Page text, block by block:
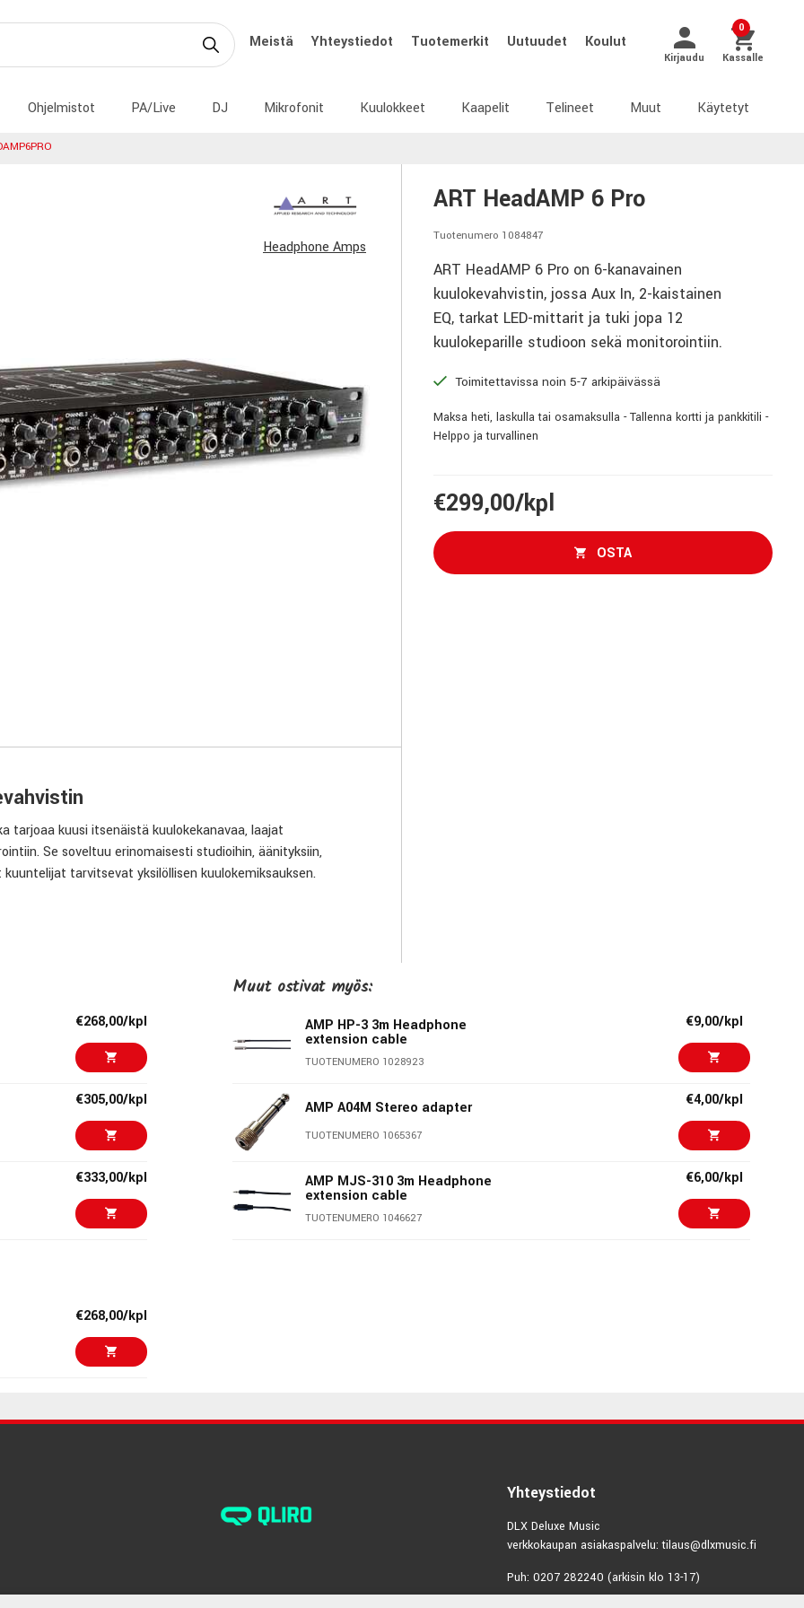
Meistä Yhteystiedot Tuotemerkit Uutuudet Koulut
Kirjaudu
0
Kassalle
Ohjelmistot PA/Live DJ Mikrofonit Kuulokkeet Kaapelit Telineet Muut Käytetyt
Headphone Amps
ART HeadAMP 6 Pro
Tuotenumero 1084847
ART HeadAMP 6 Pro on 6-kanavainen
kuulokevahvistin, jossa Aux In, 2-kaistainen
EQ, tarkat LED-mittarit ja tuki jopa 12
kuulokeparille studioon sekä monitorointiin.
Toimitettavissa noin 5-7 arkipäivässä
Maksa heti, laskulla tai osamaksulla - Tallenna kortti ja pankkitili -
Helppo ja turvallinen
€299,00/kpl
OSTA
tarjoaa kuusi itsenäistä kuulokekanavaa, laajat
Se soveltuu erinomaisesti studioihin, äänityksiin,
tarvitsevat yksilöllisen kuulokemiksauksen.
voidaan liittää jopa 12 kuulokeparia samanaikaisesti.
säätää kuuntelua omien tarpeidensa mukaan.
henkilökohtaisen “more me” -monitoroinnin. Käyttäjä
miksaukseen helposti.
Lisäksi jokaisessa kanavassa on 2-kaistainen EQ,
Clip-ilmaisimilla tarjoavat tarkan visuaalisen
sekä Thru-lähdöt useiden yksiköiden ketjutukseen.
vaihtoa varten.
ja livejärjestelmiin.
€268,00/kpl
€305,00/kpl
€333,00/kpl
€191,00/kpl
Muut ostivat myös:
AMP HP-3 3m Headphone
extension cable
TUOTENUMERO 1028923
€9,00/kpl
AMP A04M Stereo adapter
TUOTENUMERO 1065367
€4,00/kpl
AMP MJS-310 3m Headphone
extension cable
TUOTENUMERO 1046627
€6,00/kpl
ART HeadAMP 6
TUOTENUMERO 1044905
Samson QH4 Mini Headphone Amp €115,00/kpl
€268,00/kpl
Yhteystiedot
DLX Deluxe Music
verkkokaupan asiakaspalvelu: tilaus@dlxmusic.fi
Puh: 0207 282240 (arkisin klo 13-17)